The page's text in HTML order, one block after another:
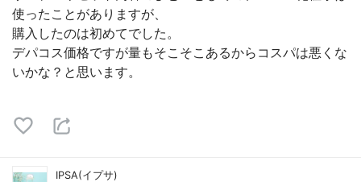
使ったことがありますが、
購入したのは初めてでした。
デパコス価格ですが量もそこそこあるからコスパは悪くな
いかな？と思います。
IPSA(イプサ)